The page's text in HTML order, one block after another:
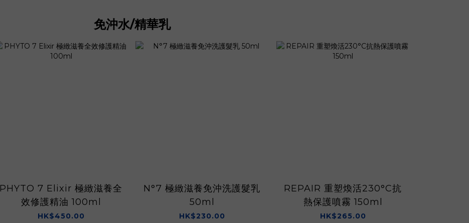
免沖水/精華乳
PHYTO 7 Elixir 極緻滋養全
效修護精油 100ml
HK$450.00
N°7 極緻滋養免沖洗護髮乳
50ml
HK$230.00
REPAIR 重塑煥活230°C抗
熱保護噴霧 150ml
HK$265.00